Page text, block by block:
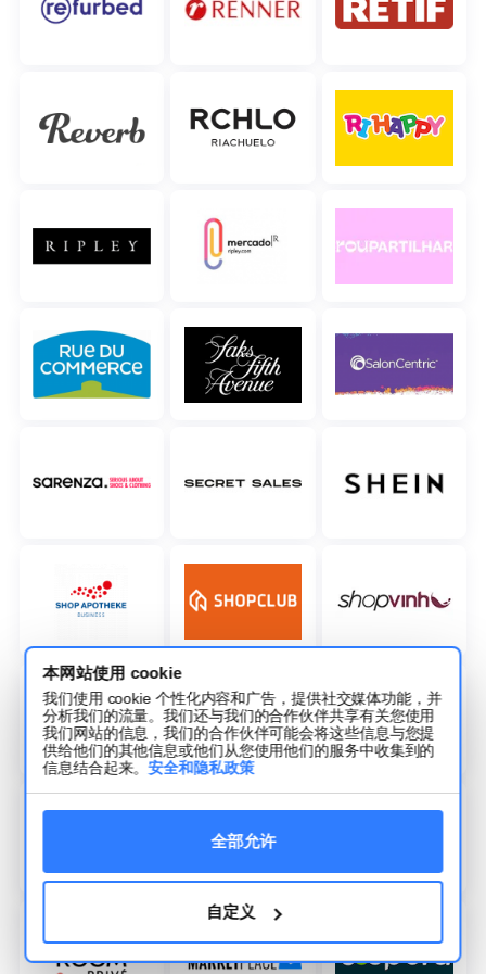
本网站使用 cookie
我们使用 cookie 个性化内容和广告，提供社交媒体功能，并
分析我们的流量。我们还与我们的合作伙伴共享有关您使用
我们网站的信息，我们的合作伙伴可能会将这些信息与您提
供给他们的其他信息或他们从您使用他们的服务中收集到的
信息结合起来。安全和隐私政策
全部允许
自定义